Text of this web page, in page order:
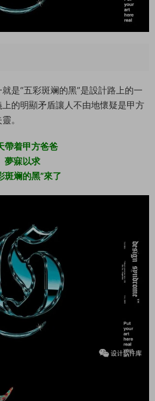
是“五彩斑斓的黑”是設計路上的一
的明顯矛盾讓人不由地懷疑是甲方
。
帶着甲方爸爸
夢寐以求
斑斓的黑”來了